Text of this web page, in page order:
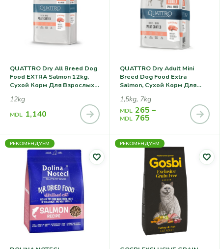
QUATTRO Dry All Breed Dog
Food EXTRA Salmon 12kg,
Сухой Корм Для Взрослых
Лососем
12kg
MDL 1,140
QUATTRO Dry Adult Mini
Breed Dog Food Extra
Salmon, Сухой Корм Для
Пород С Лососем
1,5kg, 7kg
MDL 265 –
MDL 765
РЕКОМЕНДУЕМ РЕКОМЕНДУЕМ